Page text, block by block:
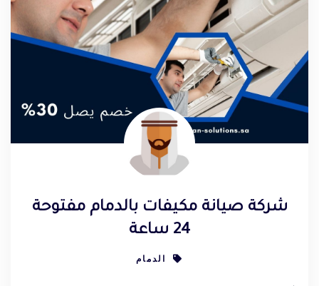
شركة صيانة مكيفات بالدمام مفتوحة
24 ساعة
الدمام